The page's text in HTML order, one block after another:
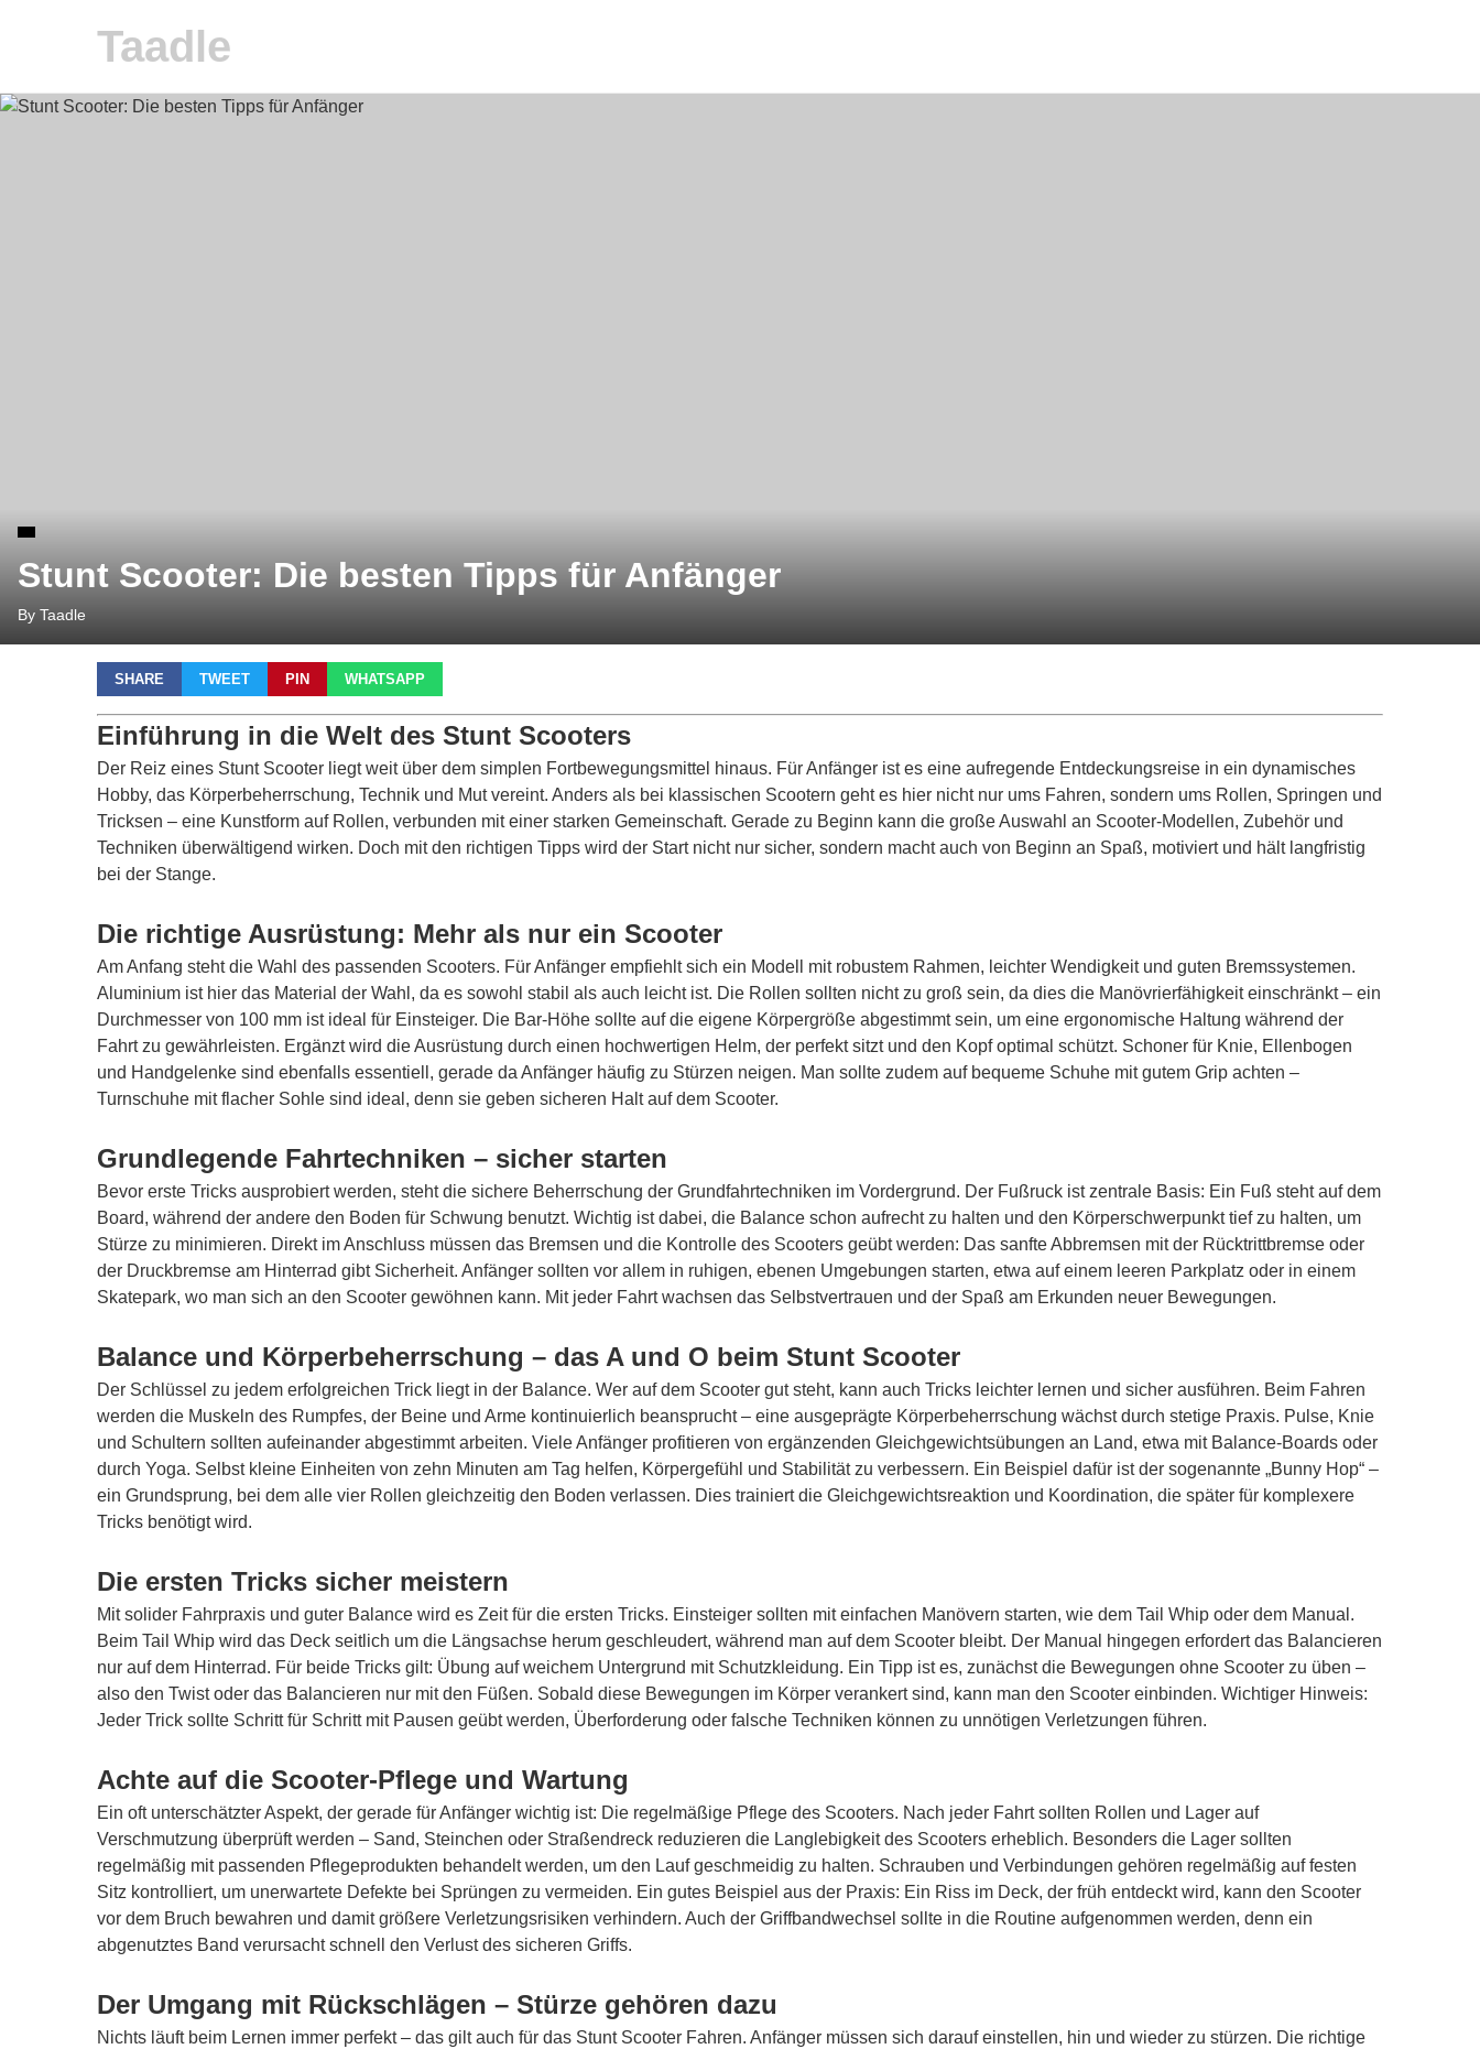
Taadle
Stunt Scooter: Die besten Tipps für Anfänger
By Taadle
SHARE TWEET PIN WHATSAPP
Einführung in die Welt des Stunt Scooters
Der Reiz eines Stunt Scooter liegt weit über dem simplen Fortbewegungsmittel hinaus. Für Anfänger ist es eine aufregende Entdeckungsreise in ein dynamisches
Hobby, das Körperbeherrschung, Technik und Mut vereint. Anders als bei klassischen Scootern geht es hier nicht nur ums Fahren, sondern ums Rollen, Springen und
Tricksen – eine Kunstform auf Rollen, verbunden mit einer starken Gemeinschaft. Gerade zu Beginn kann die große Auswahl an Scooter-Modellen, Zubehör und
Techniken überwältigend wirken. Doch mit den richtigen Tipps wird der Start nicht nur sicher, sondern macht auch von Beginn an Spaß, motiviert und hält langfristig
bei der Stange.
Die richtige Ausrüstung: Mehr als nur ein Scooter
Am Anfang steht die Wahl des passenden Scooters. Für Anfänger empfiehlt sich ein Modell mit robustem Rahmen, leichter Wendigkeit und guten Bremssystemen.
Aluminium ist hier das Material der Wahl, da es sowohl stabil als auch leicht ist. Die Rollen sollten nicht zu groß sein, da dies die Manövrierfähigkeit einschränkt – ein
Durchmesser von 100 mm ist ideal für Einsteiger. Die Bar-Höhe sollte auf die eigene Körpergröße abgestimmt sein, um eine ergonomische Haltung während der
Fahrt zu gewährleisten. Ergänzt wird die Ausrüstung durch einen hochwertigen Helm, der perfekt sitzt und den Kopf optimal schützt. Schoner für Knie, Ellenbogen
und Handgelenke sind ebenfalls essentiell, gerade da Anfänger häufig zu Stürzen neigen. Man sollte zudem auf bequeme Schuhe mit gutem Grip achten –
Turnschuhe mit flacher Sohle sind ideal, denn sie geben sicheren Halt auf dem Scooter.
Grundlegende Fahrtechniken – sicher starten
Bevor erste Tricks ausprobiert werden, steht die sichere Beherrschung der Grundfahrtechniken im Vordergrund. Der Fußruck ist zentrale Basis: Ein Fuß steht auf dem
Board, während der andere den Boden für Schwung benutzt. Wichtig ist dabei, die Balance schon aufrecht zu halten und den Körperschwerpunkt tief zu halten, um
Stürze zu minimieren. Direkt im Anschluss müssen das Bremsen und die Kontrolle des Scooters geübt werden: Das sanfte Abbremsen mit der Rücktrittbremse oder
der Druckbremse am Hinterrad gibt Sicherheit. Anfänger sollten vor allem in ruhigen, ebenen Umgebungen starten, etwa auf einem leeren Parkplatz oder in einem
Skatepark, wo man sich an den Scooter gewöhnen kann. Mit jeder Fahrt wachsen das Selbstvertrauen und der Spaß am Erkunden neuer Bewegungen.
Balance und Körperbeherrschung – das A und O beim Stunt Scooter
Der Schlüssel zu jedem erfolgreichen Trick liegt in der Balance. Wer auf dem Scooter gut steht, kann auch Tricks leichter lernen und sicher ausführen. Beim Fahren
werden die Muskeln des Rumpfes, der Beine und Arme kontinuierlich beansprucht – eine ausgeprägte Körperbeherrschung wächst durch stetige Praxis. Pulse, Knie
und Schultern sollten aufeinander abgestimmt arbeiten. Viele Anfänger profitieren von ergänzenden Gleichgewichtsübungen an Land, etwa mit Balance-Boards oder
durch Yoga. Selbst kleine Einheiten von zehn Minuten am Tag helfen, Körpergefühl und Stabilität zu verbessern. Ein Beispiel dafür ist der sogenannte „Bunny Hop“ –
ein Grundsprung, bei dem alle vier Rollen gleichzeitig den Boden verlassen. Dies trainiert die Gleichgewichtsreaktion und Koordination, die später für komplexere
Tricks benötigt wird.
Die ersten Tricks sicher meistern
Mit solider Fahrpraxis und guter Balance wird es Zeit für die ersten Tricks. Einsteiger sollten mit einfachen Manövern starten, wie dem Tail Whip oder dem Manual.
Beim Tail Whip wird das Deck seitlich um die Längsachse herum geschleudert, während man auf dem Scooter bleibt. Der Manual hingegen erfordert das Balancieren
nur auf dem Hinterrad. Für beide Tricks gilt: Übung auf weichem Untergrund mit Schutzkleidung. Ein Tipp ist es, zunächst die Bewegungen ohne Scooter zu üben –
also den Twist oder das Balancieren nur mit den Füßen. Sobald diese Bewegungen im Körper verankert sind, kann man den Scooter einbinden. Wichtiger Hinweis:
Jeder Trick sollte Schritt für Schritt mit Pausen geübt werden, Überforderung oder falsche Techniken können zu unnötigen Verletzungen führen.
Achte auf die Scooter-Pflege und Wartung
Ein oft unterschätzter Aspekt, der gerade für Anfänger wichtig ist: Die regelmäßige Pflege des Scooters. Nach jeder Fahrt sollten Rollen und Lager auf
Verschmutzung überprüft werden – Sand, Steinchen oder Straßendreck reduzieren die Langlebigkeit des Scooters erheblich. Besonders die Lager sollten
regelmäßig mit passenden Pflegeprodukten behandelt werden, um den Lauf geschmeidig zu halten. Schrauben und Verbindungen gehören regelmäßig auf festen
Sitz kontrolliert, um unerwartete Defekte bei Sprüngen zu vermeiden. Ein gutes Beispiel aus der Praxis: Ein Riss im Deck, der früh entdeckt wird, kann den Scooter
vor dem Bruch bewahren und damit größere Verletzungsrisiken verhindern. Auch der Griffbandwechsel sollte in die Routine aufgenommen werden, denn ein
abgenutztes Band verursacht schnell den Verlust des sicheren Griffs.
Der Umgang mit Rückschlägen – Stürze gehören dazu
Nichts läuft beim Lernen immer perfekt – das gilt auch für das Stunt Scooter Fahren. Anfänger müssen sich darauf einstellen, hin und wieder zu stürzen. Die richtige